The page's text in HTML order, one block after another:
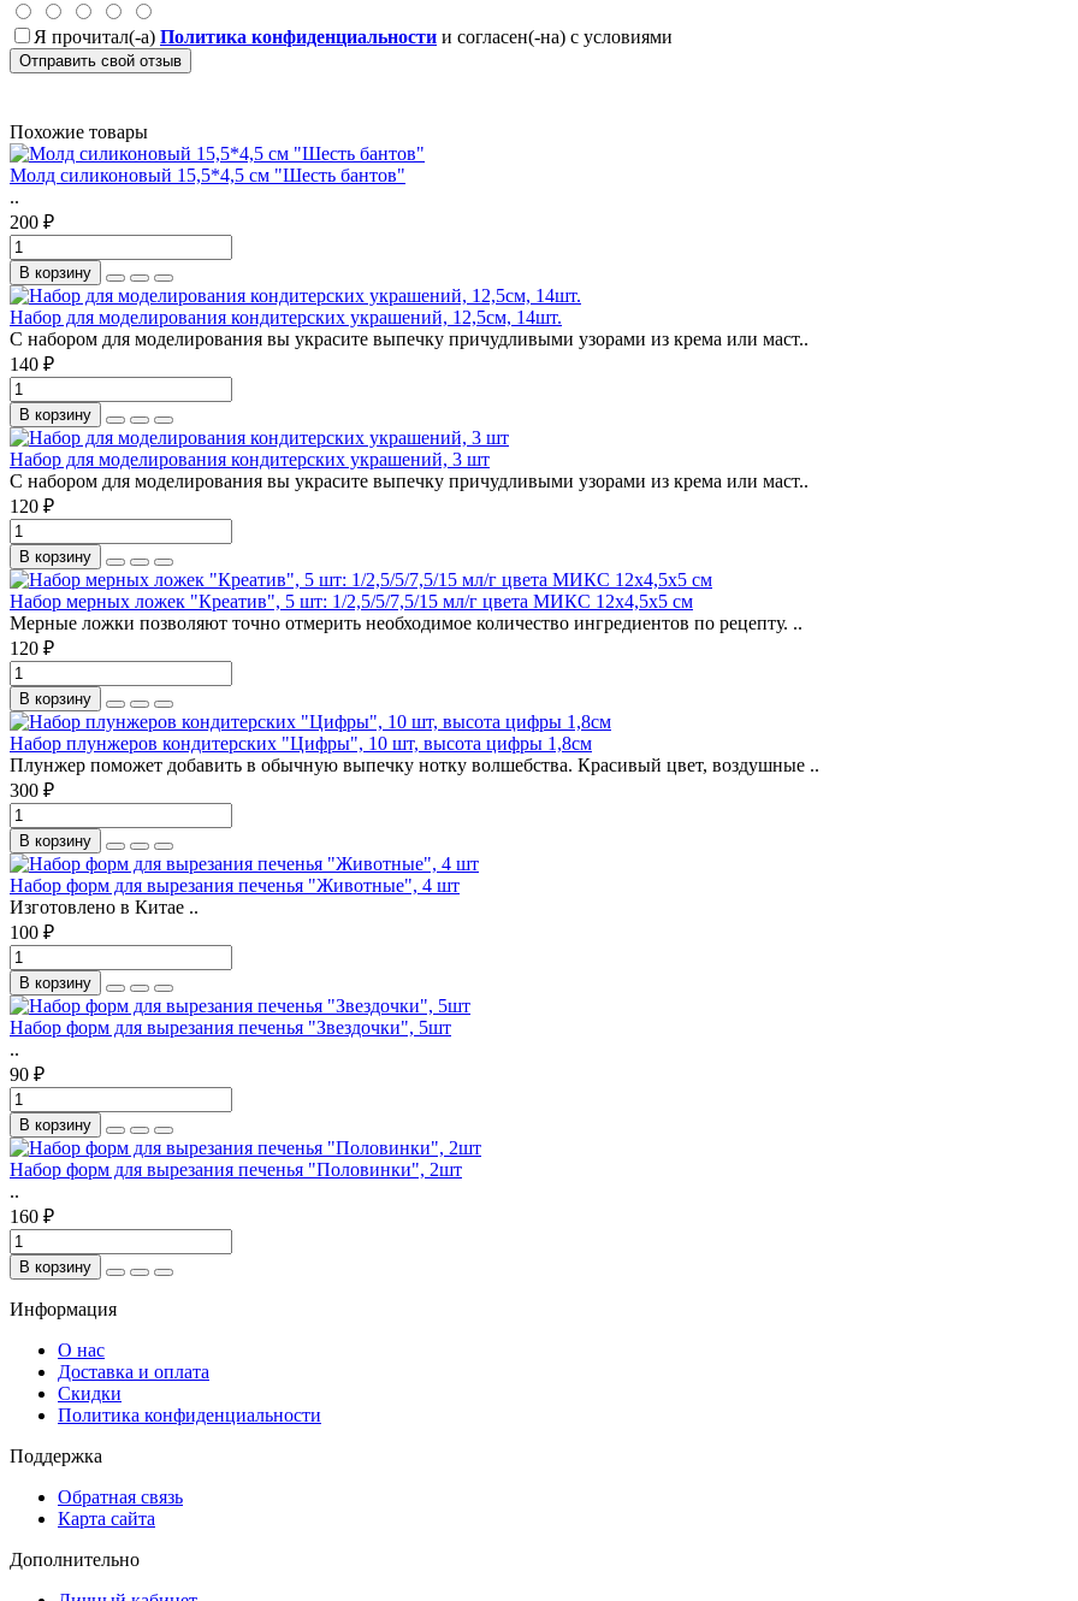
Я прочитал(-а) Политика конфиденциальности и согласен(-на) с условиями
Отправить свой отзыв
Похожие товары
Молд силиконовый 15,5*4,5 см "Шесть бантов"
..
200 ₽
В корзину
Набор для моделирования кондитерских украшений, 12,5см, 14шт.
С набором для моделирования вы украсите выпечку причудливыми узорами из крема или маст..
140 ₽
В корзину
Набор для моделирования кондитерских украшений, 3 шт
С набором для моделирования вы украсите выпечку причудливыми узорами из крема или маст..
120 ₽
В корзину
Набор мерных ложек "Креатив", 5 шт: 1/2,5/5/7,5/15 мл/г цвета МИКС 12х4,5х5 см
Мерные ложки позволяют точно отмерить необходимое количество ингредиентов по рецепту. ..
120 ₽
В корзину
Набор плунжеров кондитерских "Цифры", 10 шт, высота цифры 1,8см
Плунжер поможет добавить в обычную выпечку нотку волшебства. Красивый цвет, воздушные ..
300 ₽
В корзину
Набор форм для вырезания печенья "Животные", 4 шт
Изготовлено в Китае ..
100 ₽
В корзину
Набор форм для вырезания печенья "Звездочки", 5шт
..
90 ₽
В корзину
Набор форм для вырезания печенья "Половинки", 2шт
..
160 ₽
В корзину
Информация
О нас
Доставка и оплата
Скидки
Политика конфиденциальности
Поддержка
Обратная связь
Карта сайта
Дополнительно